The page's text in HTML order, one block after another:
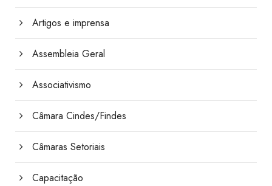
Artigos e imprensa
Assembleia Geral
Associativismo
Câmara Cindes/Findes
Câmaras Setoriais
Capacitação